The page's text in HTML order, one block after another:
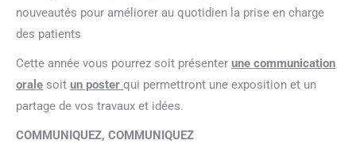
nouveautés pour améliorer au quotidien la prise en charge
des patients
Cette année vous pourrez soit présenter une communication
orale soit un poster qui permettront une exposition et un
partage de vos travaux et idées.
COMMUNIQUEZ, COMMUNIQUEZ